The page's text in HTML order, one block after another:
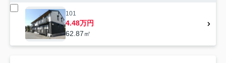
101
4.48万円
62.87㎡